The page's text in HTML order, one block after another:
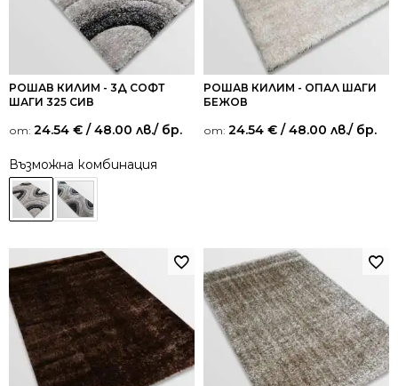
РОШАВ КИЛИМ - 3Д СОФТ
ШАГИ 325 СИВ
от: 24.54 € / 48.00 лв./ бр.
Възможна комбинация
РОШАВ КИЛИМ - ОПАЛ ШАГИ
БЕЖОВ
от: 24.54 € / 48.00 лв./ бр.